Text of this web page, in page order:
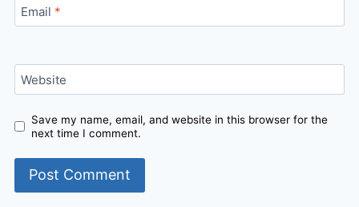
Email *
Website
Save my name, email, and website in this browser for the
next time I comment.